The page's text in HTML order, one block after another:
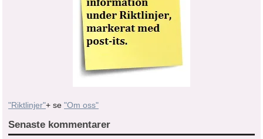
"Riktlinjer"+ se "Om oss"
Senaste kommentarer